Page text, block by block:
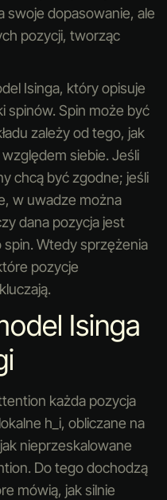
swoje dopasowanie, ale
pozycji, tworząc
Isinga, który opisuje
spinów. Spin może być
zależy od tego, jak
siebie. Jeśli
chcą być zgodne; jeśli
w uwadze można
dana pozycja jest
spin. Wtedy sprzężenia
pozycje
Isinga
każda pozycja
h_i, obliczane na
nieprzeskalowane
Do tego dochodzą
mówią, jak silnie